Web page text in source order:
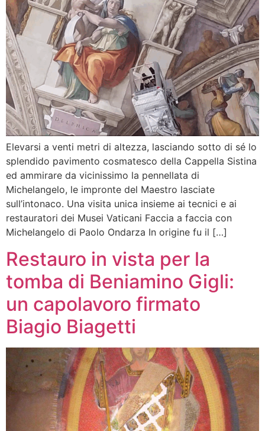
Elevarsi a venti metri di altezza, lasciando sotto di sé lo
splendido pavimento cosmatesco della Cappella Sistina
ed ammirare da vicinissimo la pennellata di
Michelangelo, le impronte del Maestro lasciate
sull’intonaco. Una visita unica insieme ai tecnici e ai
restauratori dei Musei Vaticani Faccia a faccia con
Michelangelo di Paolo Ondarza In origine fu il […]
Restauro in vista per la
tomba di Beniamino Gigli:
un capolavoro firmato
Biagio Biagetti